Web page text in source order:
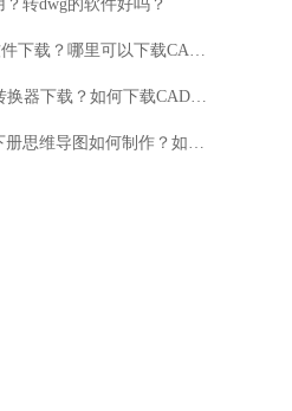
转dwg的软件好吗？
18.CAD转JPG软件下载？哪里可以下载CAD转JPG软件？
19.CAD转PNG转换器下载？如何下载CAD转PNG转换器？
20.英语六年级下册思维导图如何制作？如何应用？